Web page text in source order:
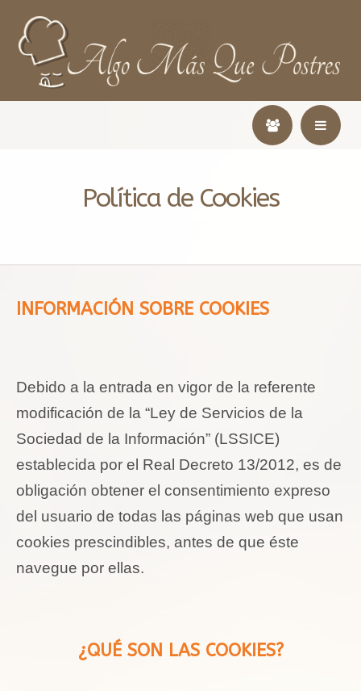
Política de Cookies
INFORMACIÓN SOBRE COOKIES
Debido a la entrada en vigor de la referente
modificación de la “Ley de Servicios de la
Sociedad de la Información” (LSSICE)
establecida por el Real Decreto 13/2012, es de
obligación obtener el consentimiento expreso
del usuario de todas las páginas web que usan
cookies prescindibles, antes de que éste
navegue por ellas.
¿QUÉ SON LAS COOKIES?